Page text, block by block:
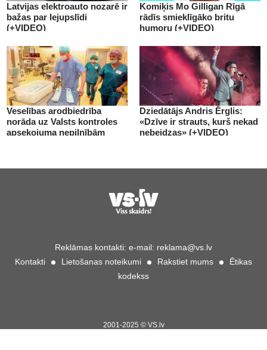
Latvijas elektroauto nozarē ir
bažas par lejupslīdi
(+VIDEO)
Komiķis Mo Gilligan Rīgā
rādīs smieklīgāko britu
humoru (+VIDEO)
Veselības arodbiedrība
norāda uz Valsts kontroles
apsekojuma nepilnībām
Dziedātājs Andris Ērglis:
«Dzīve ir strauts, kurš nekad
nebeidzas» (+VIDEO)
Reklāmas kontakti: e-mail: reklama@vs.lv
Kontakti
Lietošanas noteikumi Rakstiet mums
Ētikas
kodekss
2001-2025 © VS.lv